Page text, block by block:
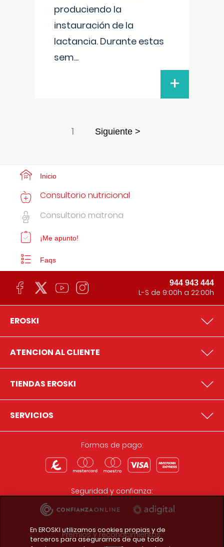
produciendo la
instauración de la
lactancia. Durante estas
sem...
+
1 Siguiente >
Inicio
Consultorio nutricional
Consultorio matrona
¡Me apunto!
Faqs
944 943 444
L-S de 9:00h a 22:00h
EROSKI
ATENCION AL CLIENTE
TIENDAS EROSKI
SERVICIOS
Formas de pago:
Seguridad y confianza:
Premios y reconocimientos:
En EROSKI utilizamos cookies propias y de
terceros para asegurarnos de que todo